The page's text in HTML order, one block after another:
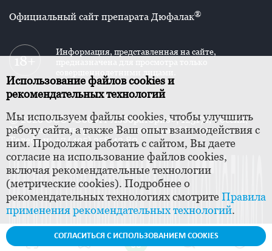
Официальный сайт препарата Дюфалак®
Информация, представленная на сайте,
© 2026 ООО «Эбботт Лэбораториз», 125171, Россия,
Москва, Ленинградское шоссе, дом 16А, строение 1.
Телефон: +7 (495) 258 42 80
Использование файлов cookies и
рекомендательных технологий
Мы используем файлы cookies, чтобы улучшить
работу сайта, а также Ваш опыт взаимодействия с
ним. Продолжая работать с сайтом, Вы даете
согласие на использование файлов cookies,
включая рекомендательные технологии
(метрические cookies). Подробнее о
рекомендательных технологиях смотритеПравила
применения рекомендательных технологий.
СОГЛАСИТЬСЯ С ИСПОЛЬЗОВАНИЕМ COOKIES